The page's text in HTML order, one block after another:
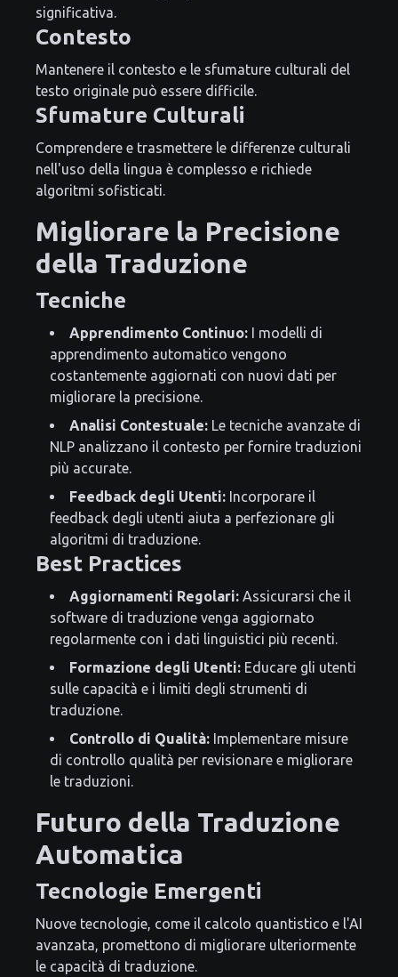
significativa.
Contesto
Mantenere il contesto e le sfumature culturali del
testo originale può essere difficile.
Sfumature Culturali
Comprendere e trasmettere le differenze culturali
nell'uso della lingua è complesso e richiede
algoritmi sofisticati.
Migliorare la Precisione
della Traduzione
Tecniche
Apprendimento Continuo: I modelli di
apprendimento automatico vengono
costantemente aggiornati con nuovi dati per
migliorare la precisione.
Analisi Contestuale: Le tecniche avanzate di
NLP analizzano il contesto per fornire traduzioni
più accurate.
Feedback degli Utenti: Incorporare il
feedback degli utenti aiuta a perfezionare gli
algoritmi di traduzione.
Best Practices
Aggiornamenti Regolari: Assicurarsi che il
software di traduzione venga aggiornato
regolarmente con i dati linguistici più recenti.
Formazione degli Utenti: Educare gli utenti
sulle capacità e i limiti degli strumenti di
traduzione.
Controllo di Qualità: Implementare misure
di controllo qualità per revisionare e migliorare
le traduzioni.
Futuro della Traduzione
Automatica
Tecnologie Emergenti
Nuove tecnologie, come il calcolo quantistico e l'AI
avanzata, promettono di migliorare ulteriormente
le capacità di traduzione.